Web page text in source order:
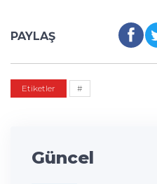
PAYLAŞ
Etiketler #
Güncel